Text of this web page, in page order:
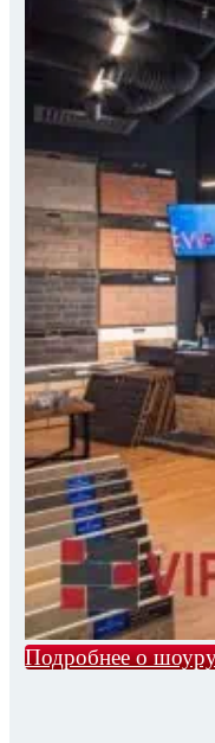
Подробнее о